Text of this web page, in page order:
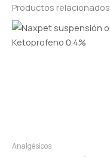
Productos relacionados
Analgésicos